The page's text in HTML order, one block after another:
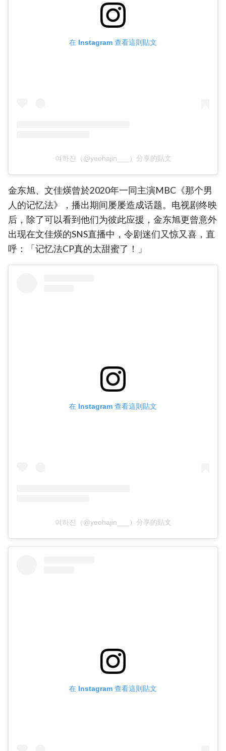
在 Instagram 查看這則貼文
여하진（@yeohajin___）分享的貼文
金东旭、文佳煐曾於2020年一同主演MBC《那个男
人的记忆法》，播出期间屡屡造成话题。电视剧终映
后，除了可以看到他们为彼此应援，金东旭更曾意外
出现在文佳煐的SNS直播中，令剧迷们又惊又喜，直
呼：「记忆法CP真的太甜蜜了！」
在 Instagram 查看這則貼文
여하진（@yeohajin___）分享的貼文
在 Instagram 查看這則貼文